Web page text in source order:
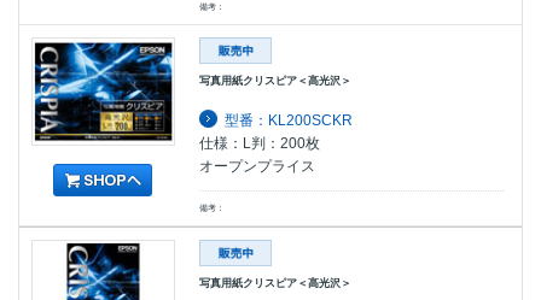
備考：
写真用紙クリスピア＜高光沢＞
型番：KL200SCKR
仕様：L判：200枚
オープンプライス
備考：
写真用紙クリスピア＜高光沢＞